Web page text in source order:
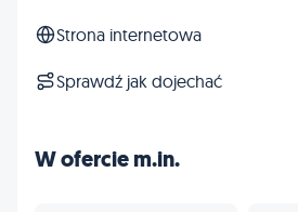
Strona internetowa
Sprawdź jak dojechać
W ofercie m.in.